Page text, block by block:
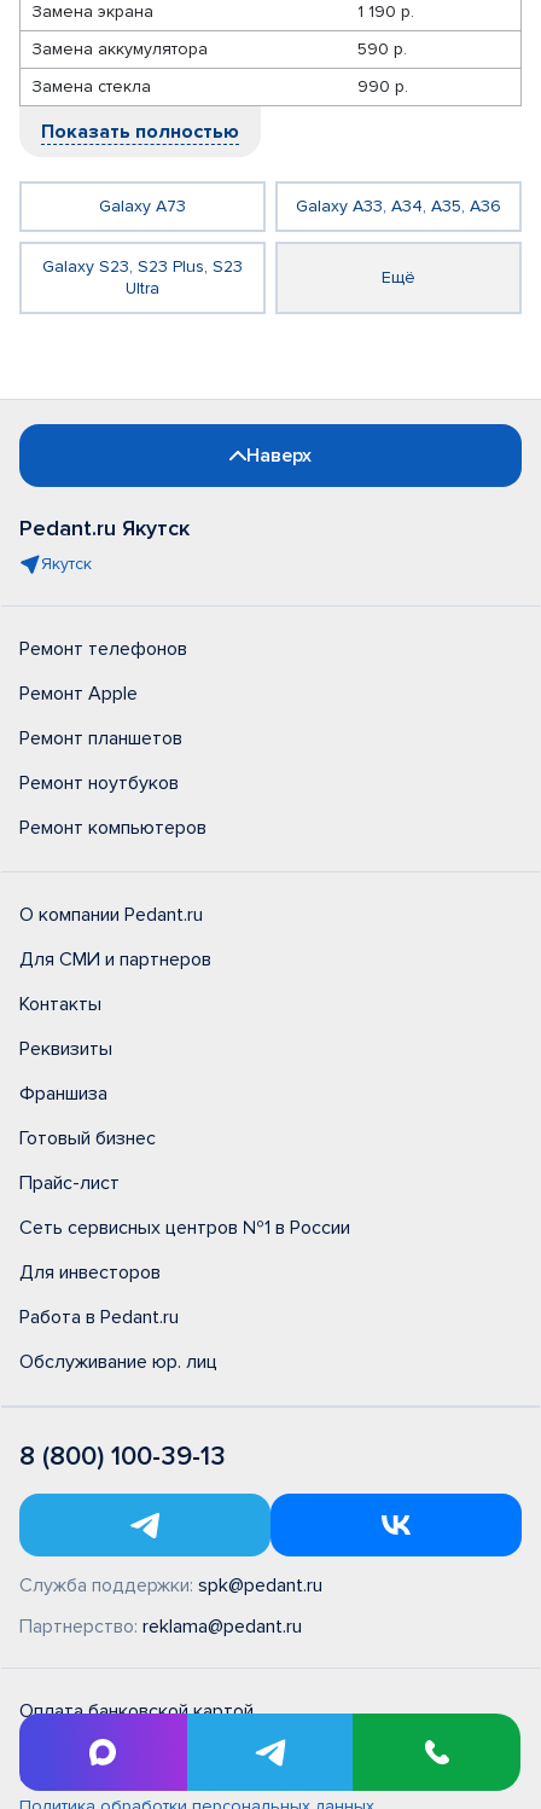
Замена экрана
1 190 р.
Замена аккумулятора
590 р.
Замена стекла
990 р.
Показать полностью
Galaxy A73 Galaxy A33, A34, A35, A36
Galaxy S23, S23 Plus, S23
Ultra
Ещё
Наверх
Pedant.ru Якутск
Якутск
Ремонт телефонов
Ремонт Apple
Ремонт планшетов
Ремонт ноутбуков
Ремонт компьютеров
О компании Pedant.ru
Для СМИ и партнеров
Контакты
Реквизиты
Франшиза
Готовый бизнес
Прайс-лист
Сеть сервисных центров №1 в России
Для инвесторов
Работа в Pedant.ru
Обслуживание юр. лиц
8 (800) 100-39-13
Служба поддержки: spk@pedant.ru
Партнерство: reklama@pedant.ru
Оплата банковской картой
Правила и условия на выполнение ремонтных работ в
сервисном центре типовые (единые)